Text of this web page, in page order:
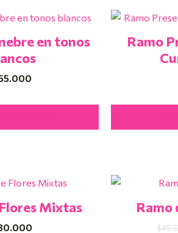
en tonos
Ramo
Mixtas Ramo
$